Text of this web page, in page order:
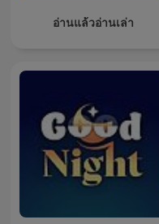
อ่านแล้วอ่านเล่า